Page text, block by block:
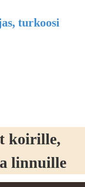
turkoosi
koirille,
linnuille